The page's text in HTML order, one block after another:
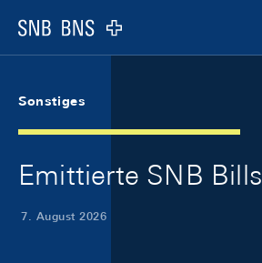
Logo
Sonstiges
Emittierte SNB Bills
7. August 2026